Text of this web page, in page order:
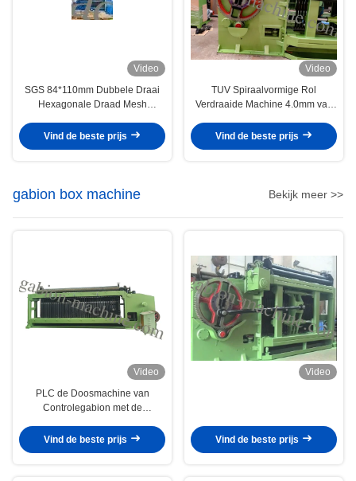
Video
SGS 84*110mm Dubbele Draai
Hexagonale Draad Mesh
Vind de beste prijs
Video
TUV Spiraalvormige Rol
Verdraaide Machine 4.0mm van
Vind de beste prijs
gabion box machine Bekijk meer >>
Video
PLC de Doosmachine van
Controlegabion met de
Eindesysteem/2.5mm.
Vind de beste prijs
Video
Vind de beste prijs